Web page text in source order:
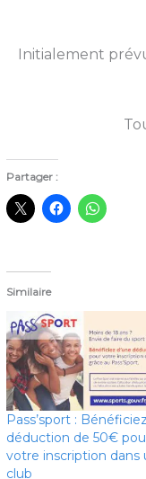
Initialement
Partager :
Similaire
Pass’sport :
déduction de 50€
votre inscription dans
club